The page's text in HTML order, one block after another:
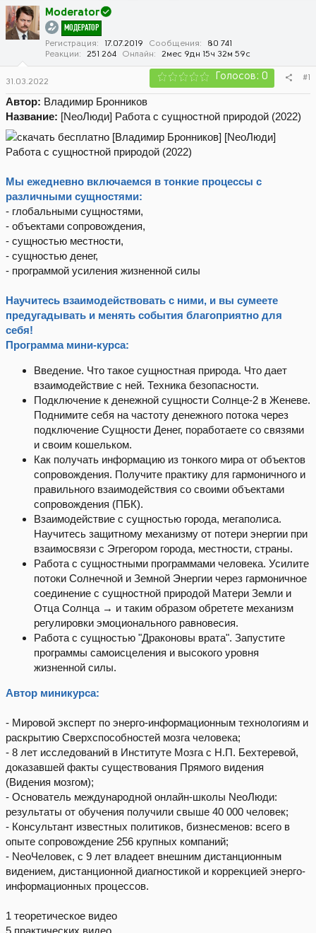
р
т
е
а
ч
а
л
а
Moderator
МОДЕРАТОР
Регистрация 17.07.2019 Сообщения
80 741
Реакции
251 264 Онлайн 2мес 9дн 15ч 32м 59с
31.03.2022 Голосов: 0 #1
Автор: Владимир Бронников
Название: [NeoЛюди] Работа с сущностной природой (2022)
Мы ежедневно включаемся в тонкие процессы с
различными сущностями:
- глобальными сущностями,
- объектами сопровождения,
- сущностью местности,
- сущностью денег,
- программой усиления жизненной силы
Научитесь взаимодействовать с ними, и вы сумеете
предугадывать и менять события благоприятно для
себя!
Программа мини-курса:
Введение. Что такое сущностная природа. Что дает
взаимодействие с ней. Техника безопасности.
Подключение к денежной сущности Солнце-2 в Женеве.
Поднимите себя на частоту денежного потока через
подключение Сущности Денег, поработаете со связями
и своим кошельком.
Как получать информацию из тонкого мира от объектов
сопровождения. Получите практику для гармоничного и
правильного взаимодействия со своими объектами
сопровождения (ПБК).
Взаимодействие с сущностью города, мегаполиса.
Научитесь защитному механизму от потери энергии при
взаимосвязи с Эгрегором города, местности, страны.
Работа с сущностными программами человека. Усилите
потоки Солнечной и Земной Энергии через гармоничное
соединение с сущностной природой Матери Земли и
Отца Солнца → и таким образом обретете механизм
регулировки эмоционального равновесия.
Работа с сущностью "Драконовы врата". Запустите
программы самоисцеления и высокого уровня
жизненной силы.
Автор миникурса:
- Мировой эксперт по энерго-информационным технологиям и
раскрытию Сверхспособностей мозга человека;
- 8 лет исследований в Институте Мозга с Н.П. Бехтеревой,
доказавшей факты существования Прямого видения
(Видения мозгом);
- Основатель международной онлайн-школы NeoЛюди:
результаты от обучения получили свыше 40 000 человек;
- Консультант известных политиков, бизнесменов: всего в
опыте сопровождение 256 крупных компаний;
- NеоЧеловек, с 9 лет владеет внешним дистанционным
видением, дистанционной диагностикой и коррекцией энерго-
информационных процессов.
1 теоретическое видео
5 практических видео